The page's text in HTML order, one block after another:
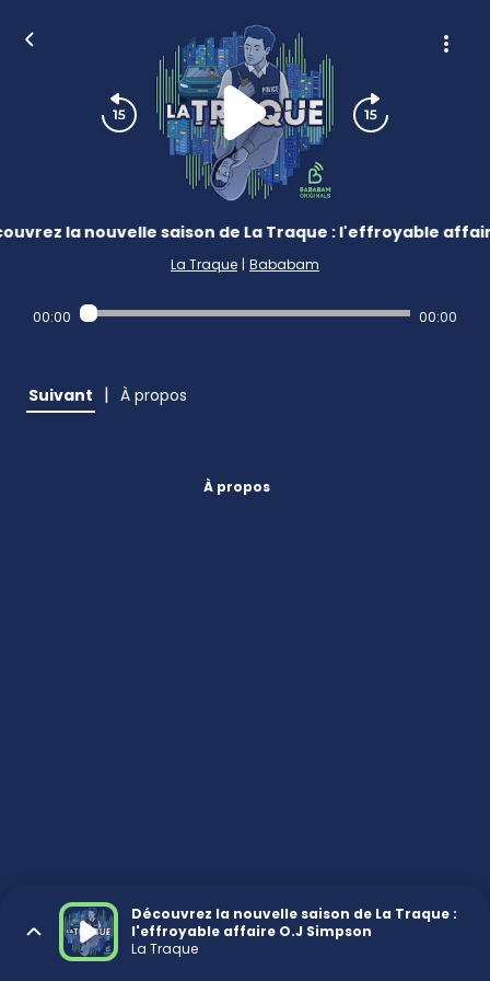
la nouvelle saison de La Traque : l'effroyable
La Traque | Bababam
00:00 00:00
Suivant | À propos
À propos
Découvrez la nouvelle saison de La Traque :
l'effroyable affaire O.J Simpson
La Traque